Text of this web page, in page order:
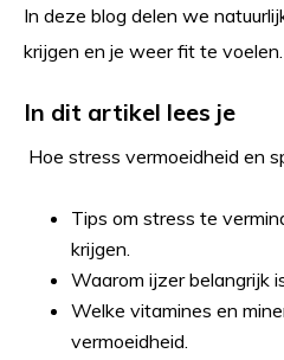
In deze blog delen we
krijgen en je weer fit te voelen.
In dit artikel lees je
Hoe stress vermoeidheid en
Tips om stress te
krijgen.
Waarom ijzer belangrijk
Welke vitamines en
vermoeidheid.